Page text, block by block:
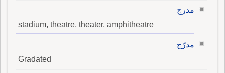
مدرج
stadium, theatre, theater, amphitheatre
مدرّج
Gradated